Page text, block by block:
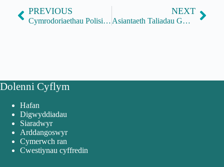
PREVIOUS
Cymrodoriaethau Polisi’r Academi Frenhinol Peirianneg
NEXT
Asiantaeth Taliadau Gwledig: Gwasanaeth Gwych, Pobl Wych
Dolenni Cyflym
Hafan
Digwyddiadau
Siaradwyr
Arddangoswyr
Cymerwch ran
Cwestiynau cyffredin